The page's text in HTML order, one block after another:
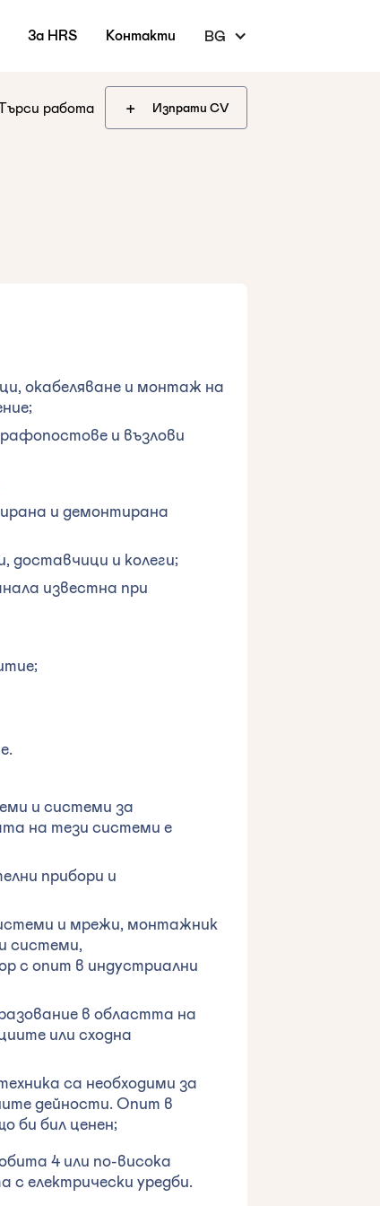
За HRS Контакти BG
работа Изпрати CV
+
окабеляване и монтаж на
и възлови
и демонтирана
доставчици и колеги;
известна при
и системи за
на тези системи е
прибори и
и мрежи, монтажник
системи,
с опит в индустриални
в областта на
или сходна
са необходими за
дейности. Опит в
би бил ценен;
4 или по-висока
с електрически уредби.